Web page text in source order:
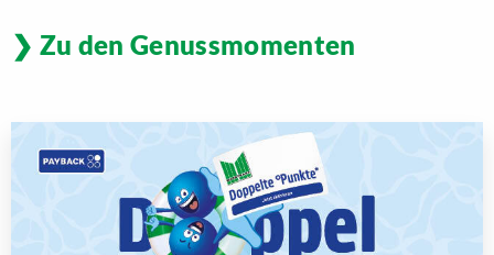
Zu den Genussmomenten